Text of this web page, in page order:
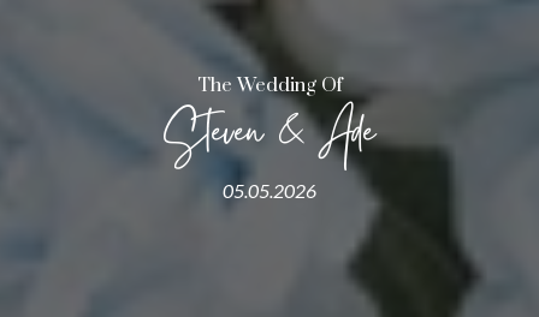
The Wedding Of
Steven & Ade
05.05.2026